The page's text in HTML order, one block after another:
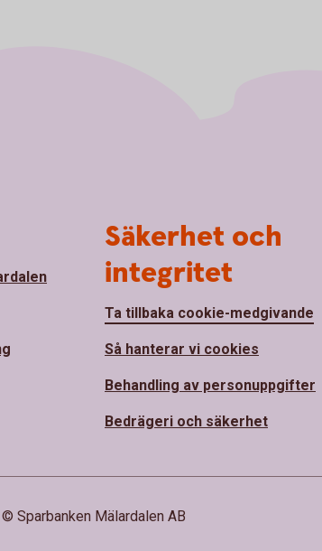
Säkerhet och
integritet
Ta tillbaka cookie-medgivande
Så hanterar vi cookies
Behandling av personuppgifter
Bedrägeri och säkerhet
© Sparbanken Mälardalen AB